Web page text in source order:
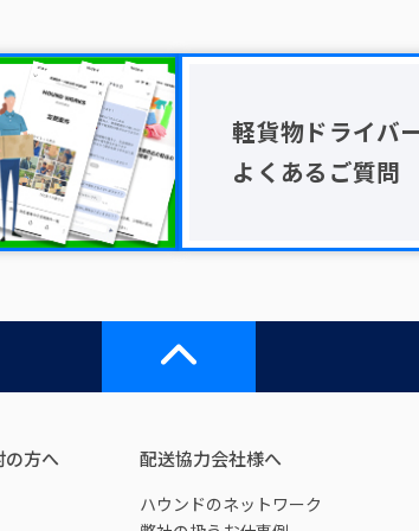
軽貨物ドライバ
よくあるご質問
の方へ 配送協力会社様へ
ハウンドのネットワーク